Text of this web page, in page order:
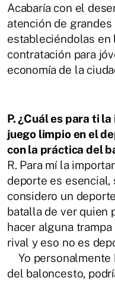
Acabaría con el
atención de grandes
estableciéndolas en
contratación para
economía de la
P. ¿Cuál es para ti
juego limpio en el
con la práctica del
R. Para mí la
deporte es
considero un
batalla de ver quien
hacer alguna
rival y eso no es
Yo personalmente
del baloncesto,